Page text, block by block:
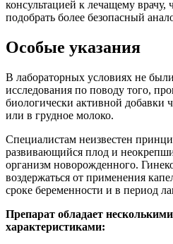
консультацией к лечащему врачу,
подобрать более безопасный
Особые указания
В лабораторных условиях не
исследования по поводу того,
биологически активной добавки
или в грудное молоко.
Специалистам неизвестен
развивающийся плод и
организм новорожденного.
воздержаться от применения
сроке беременности и в период
Препарат обладает
характеристиками: